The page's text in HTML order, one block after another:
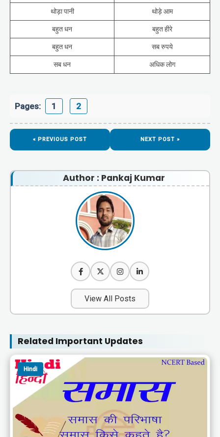
थोड़ा पानी थोड़े आम
बहुत धन बहुत हीरे
बहुत धन सब रुपये
सब धन अधिक लोग
Pages: 1 2
« PREVIOUS POST NEXT POST »
Author : Pankaj Kumar
View All Posts
Related Important Updates
Hindi